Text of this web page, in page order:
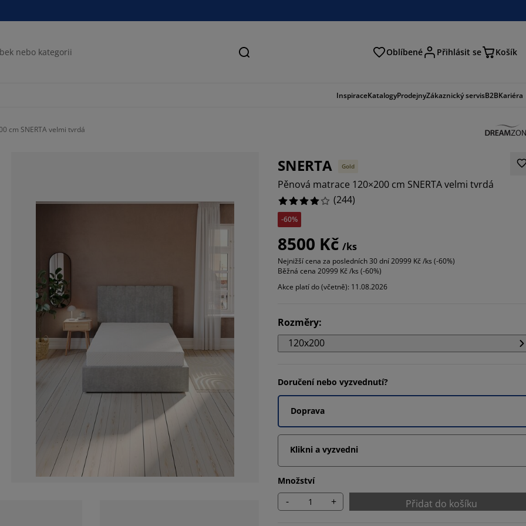
Hledat Oblíbené Přihlásit se Košík
InspiraceKatalogyProdejnyZákaznický servisB2BKariéra
cm SNERTA velmi tvrdá
SNERTA Gold
Pěnová matrace 120×200 cm SNERTA velmi tvrdá
(244)
-60%
8500 Kč /ks
Nejnižší cena za posledních 30 dní20999 Kč /ks (-60%)
Běžná cena 20999 Kč /ks (-60%)
Akce platí do (včetně): 11.08.2026
Rozměry:
120x200
Doručení nebo vyzvednutí?
Doprava
Klikni a vyzvedni
Množství
- + Přidat do košíku
70.08196721311475%
4.508196721311475%
3.6885245901639343%
2.8688524590163933%
18.852459016393443%